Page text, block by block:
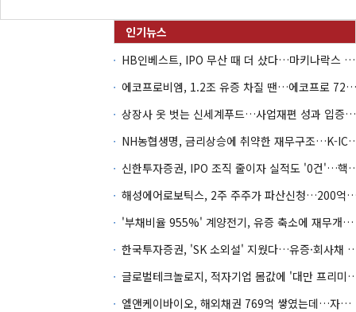
HB인베스트, IPO 무산 때 더 샀다…마키나락스 투자 2.7배 회수
에코프로비엠, 1.2조 유증 차질 땐…에코프로 7270억 '독박'
상장사 옷 벗는 신세계푸드…사업재편 성과 입증할까
NH농협생명, 금리상승에 취
신한투자증권, IPO 조직 줄
해성에어로보틱스, 2주 주주가 파산
'부채비율 955%' 계양전기, 유증 축소에 재무개선 효과 '뚝'
한국투자증권, 'SK 소외설' 지웠
글로벌테크놀로지, 적자기업 몸값
엘앤케이바이오, 해외채권 769억 쌓였는데…자회사 4곳 자본잠식